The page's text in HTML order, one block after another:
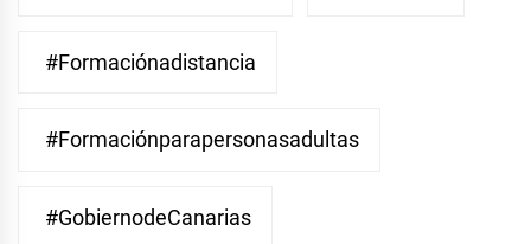
#Formaciónadistancia
#Formaciónparapersonasadultas
#GobiernodeCanarias